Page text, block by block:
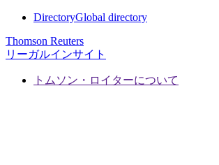
DirectoryGlobal directory
Thomson Reuters
リーガルインサイト
トムソン・ロイターについて